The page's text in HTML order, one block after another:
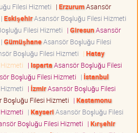
Filesi Hizmeti | ErzurumAsansör
| EskişehirAsansör Boşluğu Filesi Hizmeti
Filesi Hizmeti | GiresunAsansör
| GümüşhaneAsansör Boşluğu Filesi
Boşluğu Filesi Hizmeti | Hatay
| IspartaAsansör Boşluğu Filesi
Boşluğu Filesi Hizmeti | İstanbul
| İzmirAsansör Boşluğu Filesi
Filesi Hizmeti | Kastamonu
| KayseriAsansör Boşluğu Filesi
Boşluğu Filesi Hizmeti | Kırşehir